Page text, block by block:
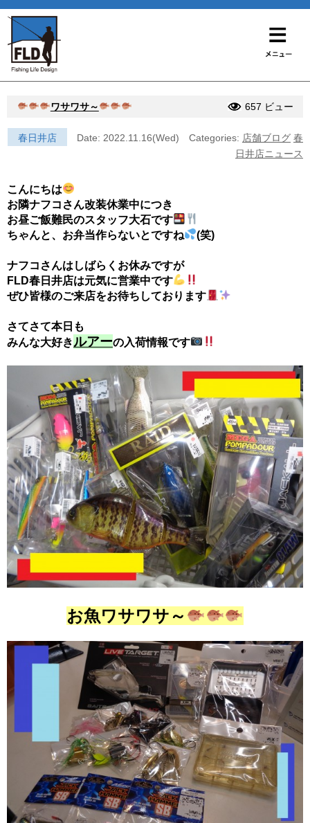
ワサワサ～ 657 ビュー
春日井店 Date: 2022.11.16(Wed) Categories: 店舗ブログ 春
日井店ニュース
こんにちは
お隣ナフコさん改装休業中につき
お昼ご飯難民のスタッフ大石です
ちゃんと、お弁当作らないとですね
(笑)
ナフコさんはしばらくお休みですが
FLD春日井店は元気に営業中です
ぜひ皆様のご来店をお待ちしております
さてさて本日も
みんな大好きルアーの入荷情報です
お魚ワサワサ～